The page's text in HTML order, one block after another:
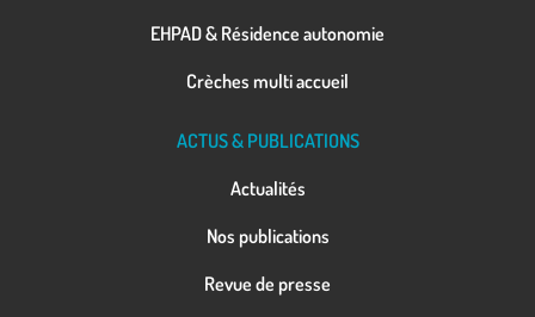
EHPAD & Résidence autonomie
Crèches multi accueil
ACTUS & PUBLICATIONS
Actualités
Nos publications
Revue de presse